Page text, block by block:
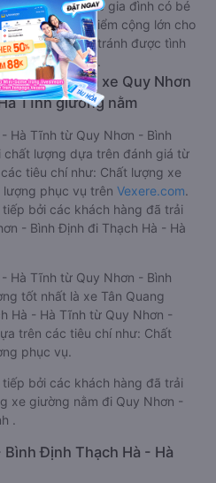
cặp đôi hoặc gia đình có bé
riêng tư. Một điểm cộng lớn cho
dọc đường, tránh được tình
trình di chuyển.
đánh giá nhà xe Quy Nhơn
Tĩnh giường nằm
Hà Tĩnh từ Quy Nhơn - Bình
lượng dựa trên đánh giá từ
tiêu chí như: Chất lượng xe
phục vụ trên Vexere.com.
bởi các khách hàng đã trải
- Bình Định đi Thạch Hà - Hà
Hà Tĩnh từ Quy Nhơn - Bình
tốt nhất là xe Tân Quang
Hà - Hà Tĩnh từ Quy Nhơn -
trên các tiêu chí như: Chất
phục vụ.
bởi các khách hàng đã trải
xe giường nằm đi Quy Nhơn -
.
Định Thạch Hà - Hà